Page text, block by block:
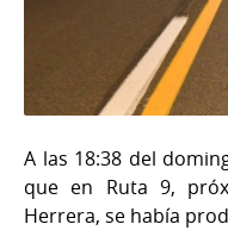
A las 18:38 del
que en Ruta 9,
Herrera, se había